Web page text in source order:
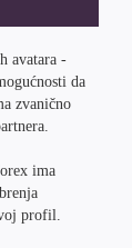
avatara -
da
zvanično
ima
profil.